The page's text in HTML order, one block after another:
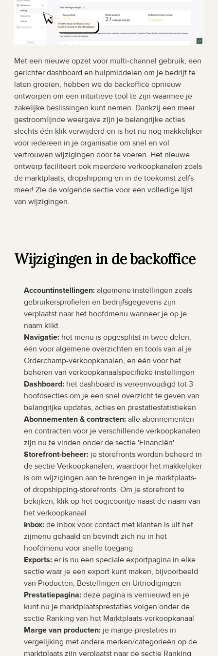
Met een nieuwe opzet voor multi-channel gebruik, een
gerichter dashboard en hulpmiddelen om je bedrijf te
laten groeien, hebben we de backoffice opnieuw
ontworpen om een intuïtieve tool te zijn waarmee je
zakelijke beslissingen kunt nemen. Dankzij een meer
gestroomlijnde weergave zijn je belangrijke acties
slechts één klik verwijderd en is het nu nog makkelijker
voor iedereen in je organisatie om snel en vol
vertrouwen wijzigingen door te voeren. Het nieuwe
ontwerp faciliteert ook meerdere verkoopkanalen zoals
de marktplaats, dropshipping en in de toekomst zelfs
meer! Zie de volgende sectie voor een volledige lijst
van wijzigingen.
Wijzigingen in de backoffice
Accountinstellingen: algemene instellingen zoals
gebruikersprofielen en bedrijfsgegevens zijn
verplaatst naar het hoofdmenu wanneer je op je
naam klikt
Navigatie: het menu is opgesplitst in twee delen,
één voor algemene overzichten en tools van al je
Orderchamp-verkoopkanalen, en één voor het
beheren van verkoopkanaalspecifieke instellingen
Dashboard: het dashboard is vereenvoudigd tot 3
hoofdsecties om je een snel overzicht te geven van
belangrijke updates, acties en prestatiestatistieken
Abonnementen & contracten: alle abonnementen
en contracten voor je verschillende verkoopkanalen
zijn nu te vinden onder de sectie 'Financiën'
Storefront-beheer: je storefronts worden beheerd in
de sectie Verkoopkanalen, waardoor het makkelijker
is om wijzigingen aan te brengen in je marktplaats-
of dropshipping-storefronts. Om je storefront te
bekijken, klik op het oogicoontje naast de naam van
het verkoopkanaal
Inbox: de inbox voor contact met klanten is uit het
zijmenu gehaald en bevindt zich nu in het
hoofdmenu voor snelle toegang
Exports: er is nu een speciale exportpagina in elke
sectie waar je een export kunt maken, bijvoorbeeld
van Producten, Bestellingen en Uitnodigingen
Prestatiepagina: deze pagina is vernieuwd en je
kunt nu je marktplaatsprestaties volgen onder de
sectie Ranking van het Marktplaats-verkoopkanaal
Marge van producten: je marge-prestaties in
vergelijking met andere merken/categorieën op de
marktplaats zijn verplaatst naar de sectie Ranking